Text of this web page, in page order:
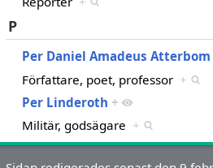
P
Per Daniel Amadeus Atterbom
Författare, poet, professor +
Per Linderoth +
Militär, godsägare +